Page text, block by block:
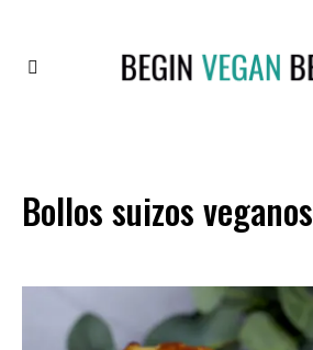
Bollos suizos veganos